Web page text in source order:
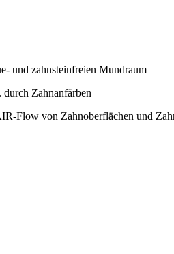
und zahnsteinfreien Mundraum
Zahnanfärben
Flow von Zahnoberflächen und